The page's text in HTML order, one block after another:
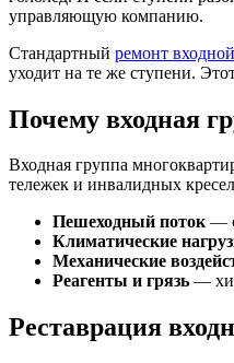
управляющую компанию.
Стандартный ремонт
уходит на те же ступени.
Почему входная
Входная группа
тележек и инвалидных
Пешеходный поток—
Климатические
Механические
Реагенты и грязь —
Реставрация